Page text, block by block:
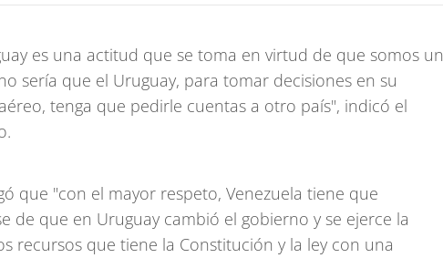
es una actitud que se toma en virtud de que somos un
sería que el Uruguay, para tomar decisiones en su
tenga que pedirle cuentas a otro país", indicó el
que "con el mayor respeto, Venezuela tiene que
de que en Uruguay cambió el gobierno y se ejerce la
recursos que tiene la Constitución y la ley con una